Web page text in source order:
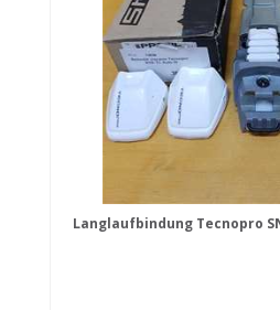
Langlaufbindung Tecnopro